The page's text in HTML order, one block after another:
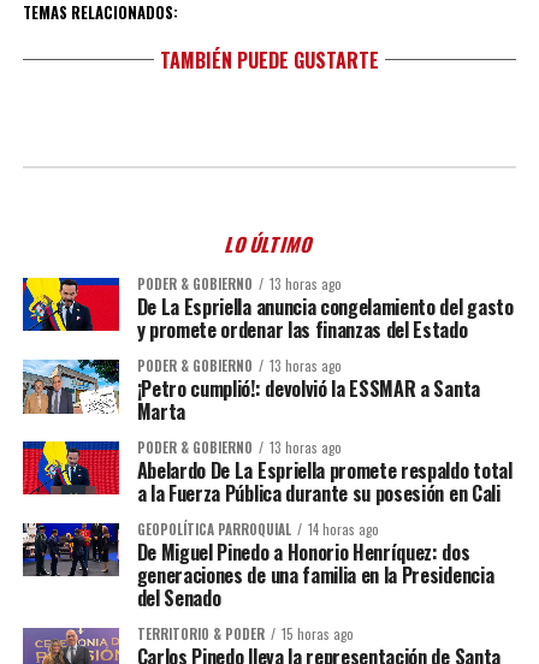
TEMAS RELACIONADOS:
TAMBIÉN PUEDE GUSTARTE
LO ÚLTIMO
PODER & GOBIERNO 13 horas ago
De La Espriella anuncia congelamiento del gasto
y promete ordenar las finanzas del Estado
PODER & GOBIERNO 13 horas ago
¡Petro cumplió!: devolvió la ESSMAR a Santa
Marta
PODER & GOBIERNO 13 horas ago
Abelardo De La Espriella promete respaldo total
a la Fuerza Pública durante su posesión en Cali
GEOPOLÍTICA PARROQUIAL 14 horas ago
De Miguel Pinedo a Honorio Henríquez: dos
generaciones de una familia en la Presidencia
del Senado
TERRITORIO & PODER 15 horas ago
Carlos Pinedo lleva la representación de Santa